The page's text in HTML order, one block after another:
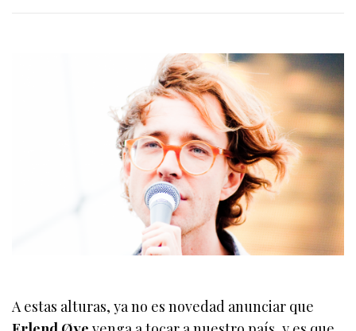
A estas alturas, ya no es novedad anunciar que